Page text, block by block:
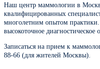
Наш центр маммологии в
квалифицированных
многолетним опытом
высокоточное диагностическое
Записаться на прием к
88-66 (для жителей Москвы).